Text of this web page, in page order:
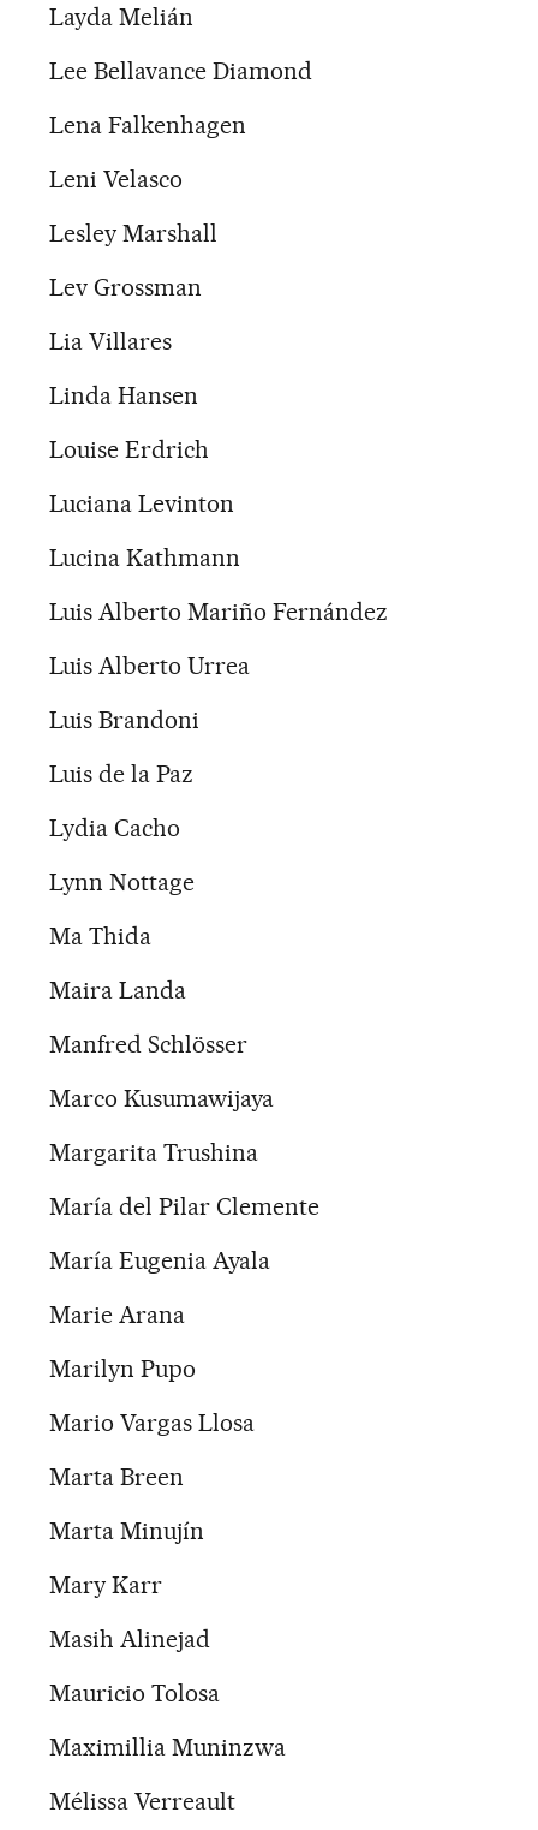
Layda Melián
Lee Bellavance Diamond
Lena Falkenhagen
Leni Velasco
Lesley Marshall
Lev Grossman
Lia Villares
Linda Hansen
Louise Erdrich
Luciana Levinton
Lucina Kathmann
Luis Alberto Mariño Fernández
Luis Alberto Urrea
Luis Brandoni
Luis de la Paz
Lydia Cacho
Lynn Nottage
Ma Thida
Maira Landa
Manfred Schlösser
Marco Kusumawijaya
Margarita Trushina
María del Pilar Clemente
María Eugenia Ayala
Marie Arana
Marilyn Pupo
Mario Vargas Llosa
Marta Breen
Marta Minujín
Mary Karr
Masih Alinejad
Mauricio Tolosa
Maximillia Muninzwa
Mélissa Verreault